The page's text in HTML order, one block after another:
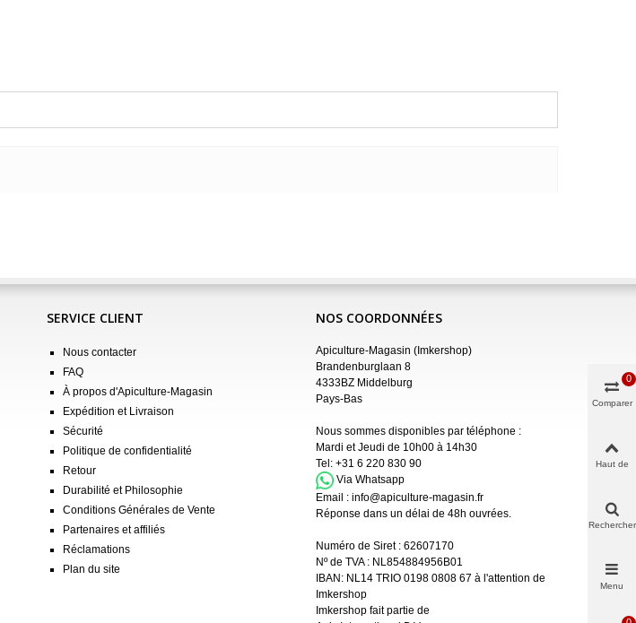
SERVICE CLIENT
Nous contacter
FAQ
À propos d'Apiculture-Magasin
Expédition et Livraison
Sécurité
Politique de confidentialité
Retour
Durabilité et Philosophie
Conditions Générales de Vente
Partenaires et affiliés
Réclamations
Plan du site
NOS COORDONNÉES
Apiculture-Magasin (Imkershop)
Brandenburglaan 8
4333BZ Middelburg
Pays-Bas
Nous sommes disponibles par téléphone :
Mardi et Jeudi de 10h00 à 14h30
Tel: +31 6 220 830 90
Via Whatsapp
Email : info@apiculture-magasin.fr
Réponse dans un délai de 48h ouvrées.
Numéro de Siret : 62607170
Nº de TVA : NL854884956B01
IBAN: NL14 TRIO 0198 0808 67 à l'attention de
Imkershop
Imkershop fait partie de
Comparer
0
Haut de
Rechercher
Menu